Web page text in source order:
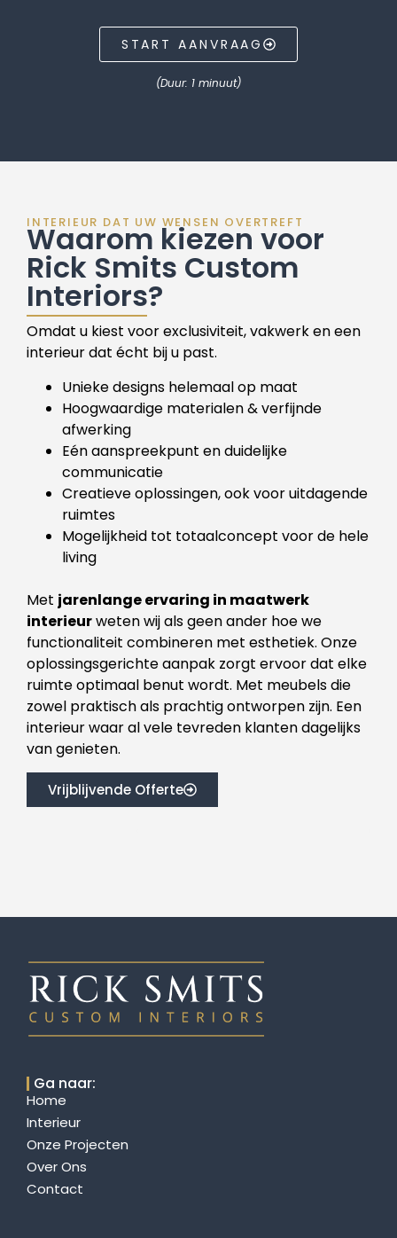
START AANVRAAG
(Duur: 1 minuut)
INTERIEUR DAT UW WENSEN OVERTREFT
Waarom kiezen voor
Rick Smits Custom
Interiors?
Omdat u kiest voor exclusiviteit, vakwerk en een
interieur dat écht bij u past.
Unieke designs helemaal op maat
Hoogwaardige materialen & verfijnde
afwerking
Eén aanspreekpunt en duidelijke
communicatie
Creatieve oplossingen, ook voor uitdagende
ruimtes
Mogelijkheid tot totaalconcept voor de hele
living
Met jarenlange ervaring in maatwerk
interieurweten wij als geen ander hoe we
functionaliteit combineren met esthetiek. Onze
oplossingsgerichte aanpak zorgt ervoor dat elke
ruimte optimaal benut wordt. Met meubels die
zowel praktisch als prachtig ontworpen zijn. Een
interieur waar al vele tevreden klanten dagelijks
van genieten.
Vrijblijvende Offerte
Ga naar:
Home
Interieur
Onze Projecten
Over Ons
Contact